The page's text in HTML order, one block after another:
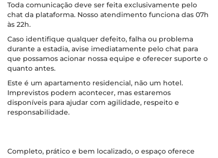
Toda comunicação deve ser feita exclusivamente pelo
chat da plataforma. Nosso atendimento funciona das 07h
às 22h.
Caso identifique qualquer defeito, falha ou problema
durante a estadia, avise imediatamente pelo chat para
que possamos acionar nossa equipe e oferecer suporte o
quanto antes.
Este é um apartamento residencial, não um hotel.
Imprevistos podem acontecer, mas estaremos
disponíveis para ajudar com agilidade, respeito e
responsabilidade.
Completo, prático e bem localizado, o espaço oferece